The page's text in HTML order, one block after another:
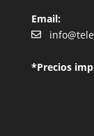
Email:
*Precios